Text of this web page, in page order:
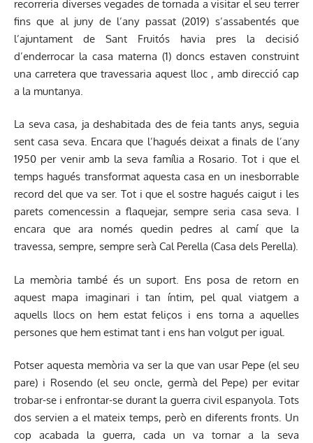
recorreria diverses vegades de tornada a visitar el seu terrer
fins que al juny de l’any passat (2019) s’assabentés que
l’ajuntament de Sant Fruitós havia pres la decisió
d’enderrocar la casa materna (1) doncs estaven construint
una carretera que travessaria aquest lloc , amb direcció cap
a la muntanya.
La seva casa, ja deshabitada des de feia tants anys, seguia
sent casa seva. Encara que l’hagués deixat a finals de l’any
1950 per venir amb la seva família a Rosario. Tot i que el
temps hagués transformat aquesta casa en un inesborrable
record del que va ser. Tot i que el sostre hagués caigut i les
parets comencessin a flaquejar, sempre seria casa seva. I
encara que ara només quedin pedres al camí que la
travessa, sempre, sempre serà Cal Perella (Casa dels Perella).
La memòria també és un suport. Ens posa de retorn en
aquest mapa imaginari i tan íntim, pel qual viatgem a
aquells llocs on hem estat feliços i ens torna a aquelles
persones que hem estimat tant i ens han volgut per igual.
Potser aquesta memòria va ser la que van usar Pepe (el seu
pare) i Rosendo (el seu oncle, germà del Pepe) per evitar
trobar-se i enfrontar-se durant la guerra civil espanyola. Tots
dos servien a el mateix temps, però en diferents fronts. Un
cop acabada la guerra, cada un va tornar a la seva